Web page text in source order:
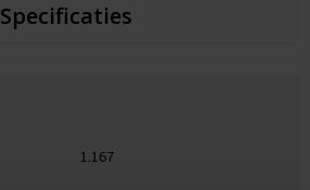
Specificaties
1.167